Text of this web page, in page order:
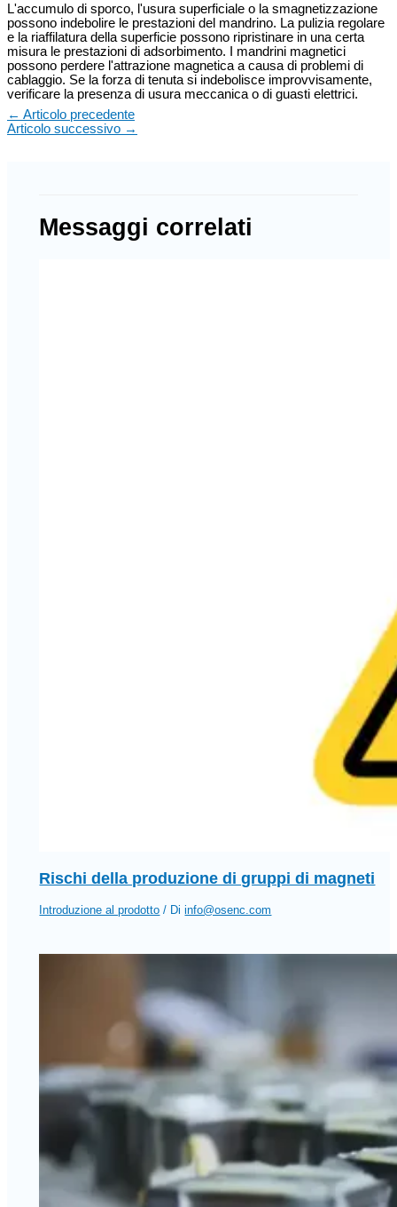
L'accumulo di sporco, l'usura superficiale o la smagnetizzazione
possono indebolire le prestazioni del mandrino. La pulizia regolare
e la riaffilatura della superficie possono ripristinare in una certa
misura le prestazioni di adsorbimento. I mandrini magnetici
possono perdere l'attrazione magnetica a causa di problemi di
cablaggio. Se la forza di tenuta si indebolisce improvvisamente,
verificare la presenza di usura meccanica o di guasti elettrici.
← Articolo precedente
Articolo successivo →
Messaggi correlati
Rischi della produzione di gruppi di magneti
Introduzione al prodotto / Diinfo@osenc.com